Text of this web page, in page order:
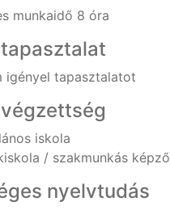
munkaidő 8 óra
igényel tapasztalatot
iskola
/ szakmunkás képző
nyelvtudás